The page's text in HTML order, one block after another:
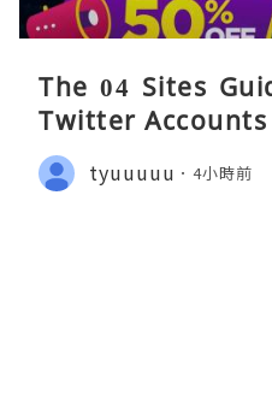
The 04 Sites
Twitter Accounts
tyuuuuu 4小時前